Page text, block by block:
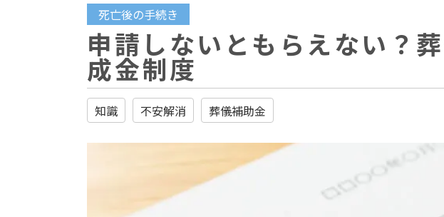
死亡後の⼿続き
申請しないともらえない？
成金制度
知識 不安解消 葬儀補助金